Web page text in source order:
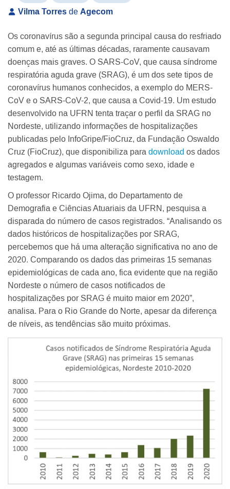
Vilma Torres de Agecom
Os coronavírus são a segunda principal causa do resfriado
comum e, até as últimas décadas, raramente causavam
doenças mais graves. O SARS-CoV, que causa síndrome
respiratória aguda grave (SRAG), é um dos sete tipos de
coronavírus humanos conhecidos, a exemplo do MERS-
CoV e o SARS-CoV-2, que causa a Covid-19. Um estudo
desenvolvido na UFRN tenta traçar o perfil da SRAG no
Nordeste, utilizando informações de hospitalizações
publicadas pelo InfoGripe/FioCruz, da Fundação Oswaldo
Cruz (FioCruz), que disponibiliza para download os dados
agregados e algumas variáveis como sexo, idade e
testagem.
O professor Ricardo Ojima, do Departamento de
Demografia e Ciências Atuariais da UFRN, pesquisa a
disparada do número de casos registrados. “Analisando os
dados históricos de hospitalizações por SRAG,
percebemos que há uma alteração significativa no ano de
2020. Comparando os dados das primeiras 15 semanas
epidemiológicas de cada ano, fica evidente que na região
Nordeste o número de casos notificados de
hospitalizações por SRAG é muito maior em 2020”,
analisa. Para o Rio Grande do Norte, apesar da diferença
de níveis, as tendências são muito próximas.